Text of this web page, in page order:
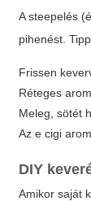
A steepelés
pihenést.
Frissen
Réteges
Meleg, sötét
Aze cigi
DIY
Amikor saját